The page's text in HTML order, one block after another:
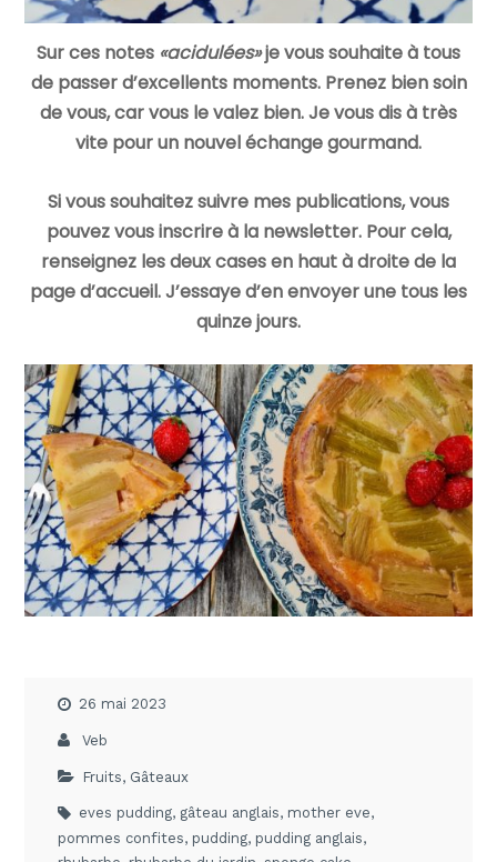
Sur ces notes «acidulées»je vous souhaite à tous
de passer d’excellents moments. Prenez bien soin
de vous, car vous le valez bien. Je vous dis à très
vite pour un nouvel échange gourmand.
Si vous souhaitez suivre mes publications, vous
pouvez vous inscrire à la newsletter. Pour cela,
renseignez les deux cases en haut à droite de la
page d’accueil. J’essaye d’en envoyer une tous les
quinze jours.
26 mai 2023
Veb
Fruits, Gâteaux
eves pudding, gâteau anglais, mother eve,
pommes confites, pudding, pudding anglais,